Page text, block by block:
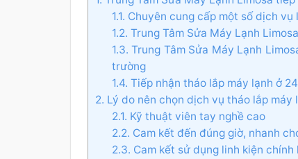
1.1. Chuyên cung cấp một số dịch
1.2. Trung Tâm Sửa Máy Lạnh
1.3. Trung Tâm Sửa Máy Lạnh
trường
1.4. Tiếp nhận tháo lắp máy lạnh ở
2. Lý do nên chọn dịch vụ tháo lắp máy
2.1. Kỹ thuật viên tay nghề cao
2.2. Cam kết đến đúng giờ, nhanh
2.3. Cam kết sử dụng linh kiện chính